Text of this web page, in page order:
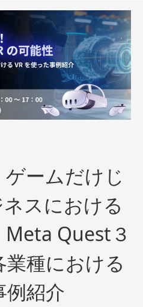
ゲームだけじ
スにおける
Meta Quest３
業種における
例紹介